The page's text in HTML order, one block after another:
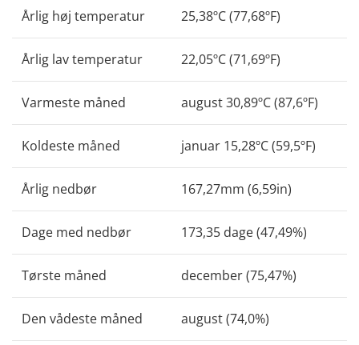
Årlig høj temperatur 25,38ºC (77,68ºF)
Årlig lav temperatur 22,05ºC (71,69ºF)
Varmeste måned august 30,89ºC (87,6ºF)
Koldeste måned januar 15,28ºC (59,5ºF)
Årlig nedbør 167,27mm (6,59in)
Dage med nedbør 173,35 dage (47,49%)
Tørste måned december (75,47%)
Den vådeste måned august (74,0%)